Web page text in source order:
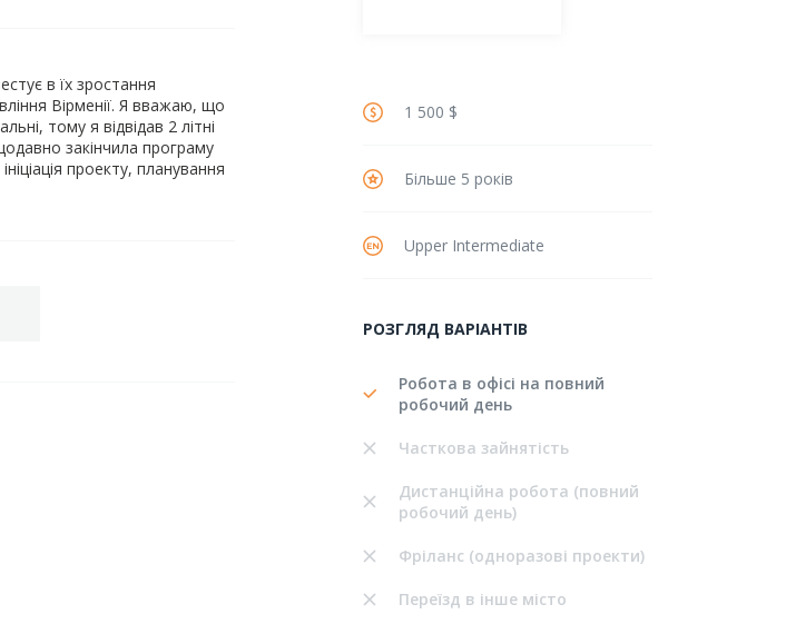
в їх зростання
Вірменії. Я вважаю, що
тому я відвідав 2 літні
закінчила програму
проекту, планування
1 500 $
Більше 5 років
Upper Intermediate
РОЗГЛЯД ВАРІАНТІВ
Робота в офісі на повний
робочий день
Часткова зайнятість
Дистанційна робота (повний
робочий день)
Фріланс (одноразові проекти)
Переїзд в інше місто